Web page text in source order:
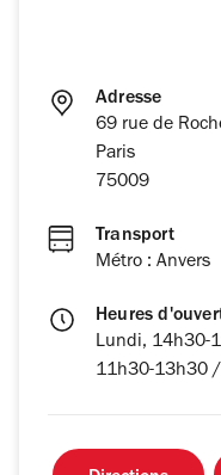
Adresse
69 rue de
Paris
75009
Transport
Métro : Anvers
Heures
Lundi, 14h30-
11h30-13h30